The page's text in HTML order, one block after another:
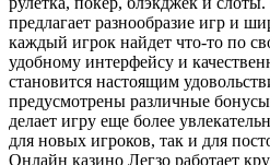
предлагает разнообразие игр и
каждый игрок найдет что-то по
удобному интерфейсу и
становится настоящим
предусмотрены различные
делает игру еще более
для новых игроков, так и для
Онлайн казино Легзо работает